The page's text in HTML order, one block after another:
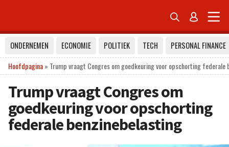
 
ONDERNEMEN ECONOMIE POLITIEK TECH
PERSONAL FINANCE
Hoofdpagina» Trump vraagt Congres om goedkeuring voor opschorting federale
Trump vraagt Congres om
goedkeuring voor opschorting
federale benzinebelasting